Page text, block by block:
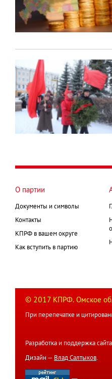
О партии
Документы и символы
Контакты
КПРФ в вашем округе
Как вступить в партию
© 2017 КПРФ. Омское
При перепечатке и
Разработка и поддержка
Дизайн — Влад Салтыков.